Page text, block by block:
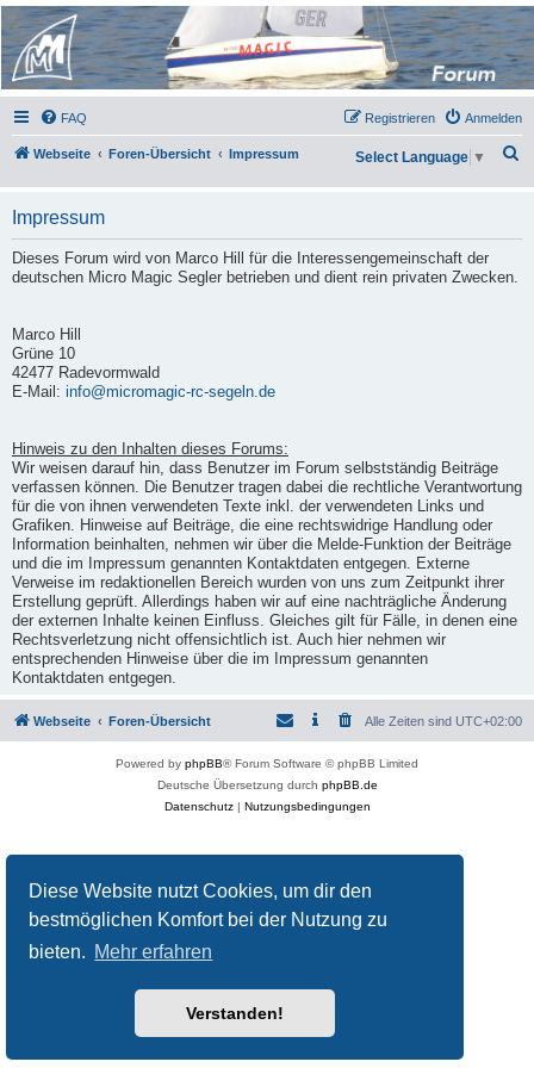
Diese Website nutzt Cookies, um dir den
bestmöglichen Komfort bei der Nutzung zu
bieten. Mehr erfahren
Verstanden!
Micro Magic Forum
Deutschland
FAQ Anmelden
Registrieren
Webseite Foren-Übersicht Impressum
h
Select Language ▼
Impressum
Dieses Forum wird von Marco Hill für die Interessengemeinschaft der
deutschen Micro Magic Segler betrieben und dient rein privaten Zwecken.
Marco Hill
Grüne 10
42477 Radevormwald
E-Mail: info@micromagic-rc-segeln.de
Hinweis zu den Inhalten dieses Forums:
Wir weisen darauf hin, dass Benutzer im Forum selbstständig Beiträge
verfassen können. Die Benutzer tragen dabei die rechtliche Verantwortung
für die von ihnen verwendeten Texte inkl. der verwendeten Links und
Grafiken. Hinweise auf Beiträge, die eine rechtswidrige Handlung oder
Information beinhalten, nehmen wir über die Melde-Funktion der Beiträge
und die im Impressum genannten Kontaktdaten entgegen. Externe
Verweise im redaktionellen Bereich wurden von uns zum Zeitpunkt ihrer
Erstellung geprüft. Allerdings haben wir auf eine nachträgliche Änderung
der externen Inhalte keinen Einfluss. Gleiches gilt für Fälle, in denen eine
Rechtsverletzung nicht offensichtlich ist. Auch hier nehmen wir
entsprechenden Hinweise über die im Impressum genannten
Kontaktdaten entgegen.
Webseite Foren-Übersicht Alle Zeiten sind UTC+02:00
Powered by phpBB® Forum Software © phpBB Limited
Deutsche Übersetzung durch phpBB.de
Datenschutz| Nutzungsbedingungen